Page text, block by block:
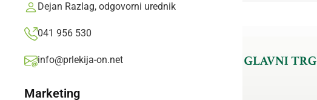
Dejan Razlag, odgovorni urednik
041 956 530
info@prlekija-on.net
Marketing